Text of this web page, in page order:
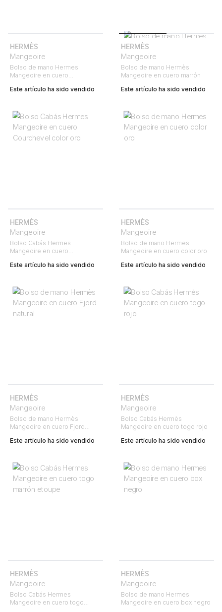
HERMÈS
Mangeoire
Bolso de mano Hermes
Mangeoire en cuero
Este artículo ha sido vendido
HERMÈS
Mangeoire
Bolso de mano Hermès
Mangeoire en cuero marrón
Este artículo ha sido vendido
HERMÈS
Mangeoire
Bolso Cabás Hermes
Mangeoire en cuero
Este artículo ha sido vendido
HERMÈS
Mangeoire
Bolso de mano Hermes
Mangeoire en cuero color oro
Este artículo ha sido vendido
HERMÈS
Mangeoire
Bolso de mano Hermès
Mangeoire en cuero Fjord
Este artículo ha sido vendido
HERMÈS
Mangeoire
Bolso Cabás Hermès
Mangeoire en cuero togo rojo
Este artículo ha sido vendido
HERMÈS
Mangeoire
Bolso Cabás Hermes
Mangeoire en cuero togo
HERMÈS
Mangeoire
Bolso de mano Hermes
Mangeoire en cuero box negro